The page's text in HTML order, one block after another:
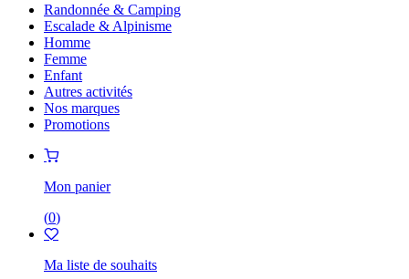
Randonnée & Camping
Escalade & Alpinisme
Homme
Femme
Enfant
Autres activités
Nos marques
Promotions
Mon panier
(0)
Ma liste de souhaits